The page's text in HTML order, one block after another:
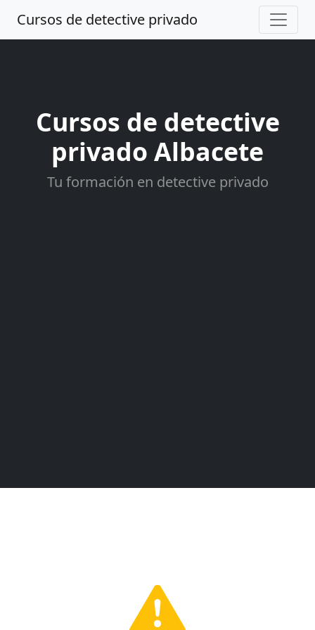
Cursos de detective privado
Cursos de detective
privado Albacete
Tu formación en detective privado